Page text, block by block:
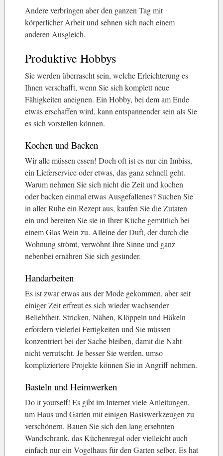
Andere verbringen aber den ganzen Tag mit
körperlicher Arbeit und sehnen sich nach einem
anderen Ausgleich.
Produktive Hobbys
Sie werden überrascht sein, welche Erleichterung es
Ihnen verschafft, wenn Sie sich komplett neue
Fähigkeiten aneignen. Ein Hobby, bei dem am Ende
etwas erschaffen wird, kann entspannender sein als Sie
es sich vorstellen können.
Kochen und Backen
Wir alle müssen essen! Doch oft ist es nur ein Imbiss,
ein Lieferservice oder etwas, das ganz schnell geht.
Warum nehmen Sie sich nicht die Zeit und kochen
oder backen einmal etwas Ausgefallenes? Suchen Sie
in aller Ruhe ein Rezept aus, kaufen Sie die Zutaten
ein und bereiten Sie sie in Ihrer Küche gemütlich bei
einem Glas Wein zu. Alleine der Duft, der durch die
Wohnung strömt, verwöhnt Ihre Sinne und ganz
nebenbei ernähren Sie sich gesünder.
Handarbeiten
Es ist zwar etwas aus der Mode gekommen, aber seit
einiger Zeit erfreut es sich wieder wachsender
Beliebtheit. Stricken, Nähen, Klöppeln und Häkeln
erfordern vielerlei Fertigkeiten und Sie müssen
konzentriert bei der Sache bleiben, damit die Naht
nicht verrutscht. Je besser Sie werden, umso
kompliziertere Projekte können Sie in Angriff nehmen.
Basteln und Heimwerken
Do it yourself! Es gibt im Internet viele Anleitungen,
um Haus und Garten mit einigen Basiswerkzeugen zu
verschönern. Bauen Sie sich den lang ersehnten
Wandschrank, das Küchenregal oder vielleicht auch
einfach nur ein Vogelhaus für den Garten selber. Es hat